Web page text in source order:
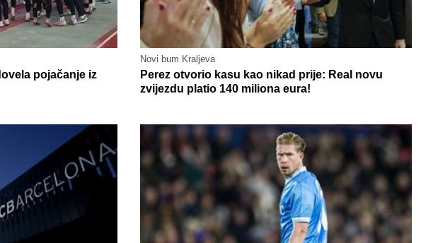
pojačanje iz
Novi bum Kraljeva
Perez otvorio kasu kao nikad prije: Real novu
zvijezdu platio 140 miliona eura!